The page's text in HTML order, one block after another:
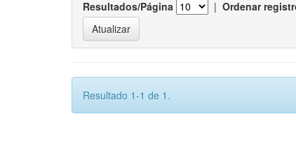
Resultados/Página | Ordenar
Resultado 1-1 de 1.